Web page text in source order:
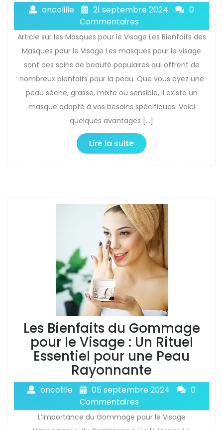
oncolille 21 septembre 2024
0
Commentaires
Article sur les Masques pour le Visage Les Bienfaits des
Masques pour le Visage Les masques pour le visage
sont des soins de beauté populaires qui offrent de
nombreux bienfaits pour la peau. Que vous ayez une
peau sèche, grasse, mixte ou sensible, il existe un
masque adapté à vos besoins spécifiques. Voici
quelques avantages […]
Lire la suite
Les Bienfaits du Gommage
pour le Visage : Un Rituel
Essentiel pour une Peau
Rayonnante
oncolille 05 septembre 2024
0
Commentaires
L’Importance du Gommage pour le Visage